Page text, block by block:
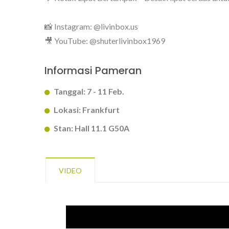
📸 Instagram: @livinbox.us
🎥 YouTube: @shuterlivinbox1969
Informasi Pameran
Tanggal: 7 - 11 Feb.
Lokasi: Frankfurt
Stan: Hall 11.1 G50A
VIDEO